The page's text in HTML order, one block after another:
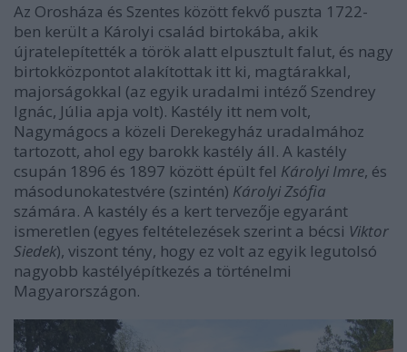
Az Orosháza és Szentes között fekvő puszta 1722-
ben került a Károlyi család birtokába, akik
újratelepítették a török alatt elpusztult falut, és nagy
birtokközpontot alakítottak itt ki, magtárakkal,
majorságokkal (az egyik uradalmi intéző Szendrey
Ignác, Júlia apja volt). Kastély itt nem volt,
Nagymágocs a közeli Derekegyház uradalmához
tartozott, ahol egy barokk kastély áll. A kastély
csupán 1896 és 1897 között épült fel Károlyi Imre, és
másodunokatestvére (szintén) Károlyi Zsófia
számára. A kastély és a kert tervezője egyaránt
ismeretlen (egyes feltételezések szerint a bécsi Viktor
Siedek), viszont tény, hogy ez volt az egyik legutolsó
nagyobb kastélyépítkezés a történelmi
Magyarországon.